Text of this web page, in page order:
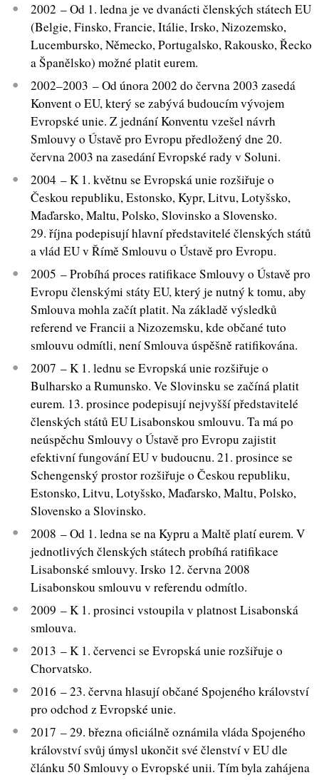
2002 – Od 1. ledna je ve dvanácti členských státech EU
(Belgie, Finsko, Francie, Itálie, Irsko, Nizozemsko,
Lucembursko, Německo, Portugalsko, Rakousko, Řecko
a Španělsko) možné platit eurem.
2002–2003 – Od února 2002 do června 2003 zasedá
Konvent o EU, který se zabývá budoucím vývojem
Evropské unie. Z jednání Konventu vzešel návrh
Smlouvy o Ústavě pro Evropu předložený dne 20.
června 2003 na zasedání Evropské rady v Soluni.
2004 – K 1. květnu se Evropská unie rozšiřuje o
Českou republiku, Estonsko, Kypr, Litvu, Lotyšsko,
Maďarsko, Maltu, Polsko, Slovinsko a Slovensko.
29. října podepisují hlavní představitelé členských států
a vlád EU v Římě Smlouvu o Ústavě pro Evropu.
2005 – Probíhá proces ratifikace Smlouvy o Ústavě pro
Evropu členskými státy EU, který je nutný k tomu, aby
Smlouva mohla začít platit. Na základě výsledků
referend ve Francii a Nizozemsku, kde občané tuto
smlouvu odmítli, není Smlouva úspěšně ratifikována.
2007 – K 1. lednu se Evropská unie rozšiřuje o
Bulharsko a Rumunsko. Ve Slovinsku se začíná platit
eurem. 13. prosince podepisují nejvyšší představitelé
členských států EU Lisabonskou smlouvu. Ta má po
neúspěchu Smlouvy o Ústavě pro Evropu zajistit
efektivní fungování EU v budoucnu. 21. prosince se
Schengenský prostor rozšiřuje o Českou republiku,
Estonsko, Litvu, Lotyšsko, Maďarsko, Maltu, Polsko,
Slovensko a Slovinsko.
2008 – Od 1. ledna se na Kypru a Maltě platí eurem. V
jednotlivých členských státech probíhá ratifikace
Lisabonské smlouvy. Irsko 12. června 2008
Lisabonskou smlouvu v referendu odmítlo.
2009 – K 1. prosinci vstoupila v platnost Lisabonská
smlouva.
2013 – K 1. červenci se Evropská unie rozšiřuje o
Chorvatsko.
2016 – 23. června hlasují občané Spojeného království
pro odchod z Evropské unie.
2017 – 29. března oficiálně oznámila vláda Spojeného
království svůj úmysl ukončit své členství v EU dle
článku 50 Smlouvy o Evropské unii. Tím byla zahájena